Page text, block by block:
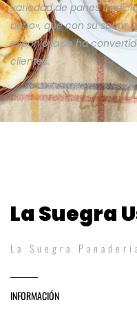
variedad de panes
bono», que con su sabor
esponjosa se ha
clientes.
La Suegra
La Suegra
INFORMACIÓN